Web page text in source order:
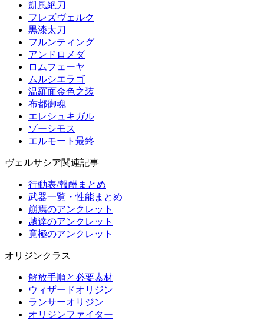
凱風絶刀
フレズヴェルク
黒漆太刀
フルンティング
アンドロメダ
ロムフェーヤ
ムルシエラゴ
温羅面金色之装
布都御魂
エレシュキガル
ゾーシモス
エルモート最終
ヴェルサシア関連記事
行動表/報酬まとめ
武器一覧・性能まとめ
崩焉のアンクレット
越達のアンクレット
竟極のアンクレット
オリジンクラス
解放手順と必要素材
ウィザードオリジン
ランサーオリジン
オリジンファイター